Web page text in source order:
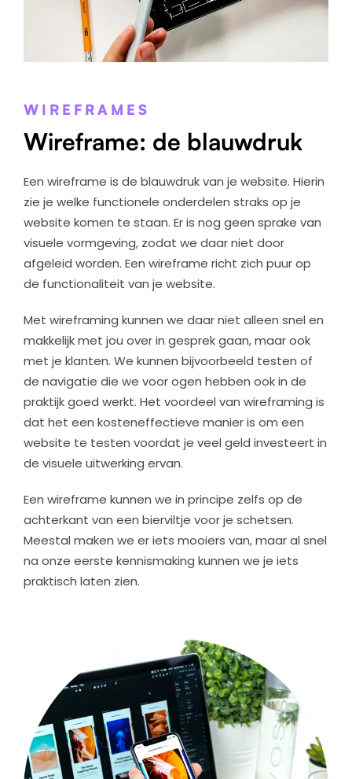
WIREFRAMES
Wireframe: de blauwdruk
Een wireframe is de blauwdruk van je website. Hierin
zie je welke functionele onderdelen straks op je
website komen te staan. Er is nog geen sprake van
visuele vormgeving, zodat we daar niet door
afgeleid worden. Een wireframe richt zich puur op
de functionaliteit van je website.
Met wireframing kunnen we daar niet alleen snel en
makkelijk met jou over in gesprek gaan, maar ook
met je klanten. We kunnen bijvoorbeeld testen of
de navigatie die we voor ogen hebben ook in de
praktijk goed werkt. Het voordeel van wireframing is
dat het een kosteneffectieve manier is om een
website te testen voordat je veel geld investeert in
de visuele uitwerking ervan.
Een wireframe kunnen we in principe zelfs op de
achterkant van een bierviltje voor je schetsen.
Meestal maken we er iets mooiers van, maar al snel
na onze eerste kennismaking kunnen we je iets
praktisch laten zien.